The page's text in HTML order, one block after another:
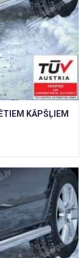
KĀPŠĻIEM